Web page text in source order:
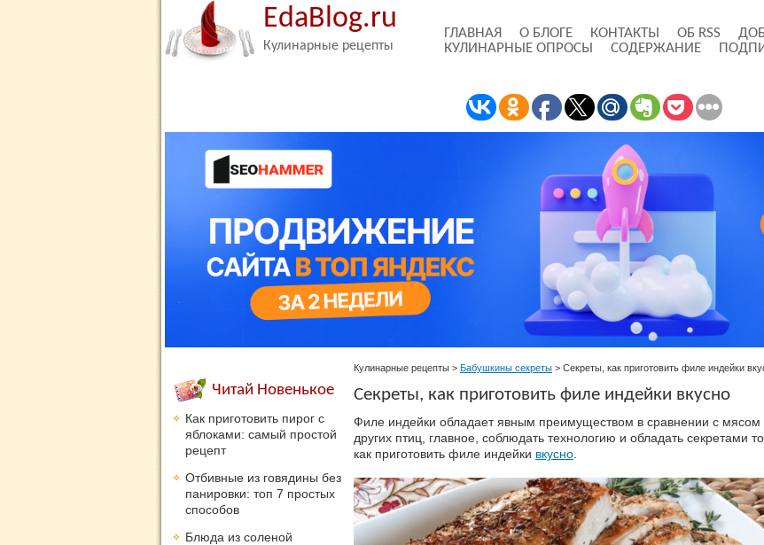
EdaBlog.ru
Кулинарные рецепты
ГЛАВНАЯ О БЛОГЕ КОНТАКТЫ ОБ RSS
КУЛИНАРНЫЕ ОПРОСЫ
СОДЕРЖАНИЕ
Кулинарные рецепты > Бабушкины секреты > Секреты, как приготовить филе индейки
Секреты, как приготовить филе индейки вкусно
Филе индейки обладает явным преимуществом в сравнении с мясом
других птиц, главное, соблюдать технологию и обладать секретами
как приготовить филе индейки вкусно
Читай Новенькое
Как приготовить пирог с
яблоками: самый простой
рецепт
Отбивные из говядины без
панировки: топ 7 простых
способов
Блюда из соленой